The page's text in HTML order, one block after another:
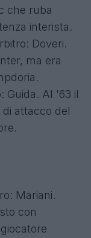
che ruba
interista.
Doveri.
ma era
Guida. Al '63 il
attacco del
Mariani.
con